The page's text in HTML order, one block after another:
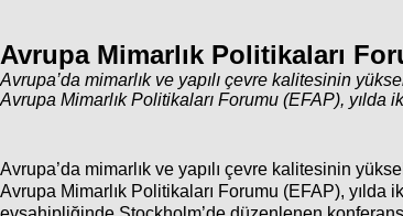
Avrupa Mimarlık Politikaları
Avrupa’da mimarlık ve yapılı çevre kalitesinin
Avrupa Mimarlık Politikaları Forumu (EFAP), yılda
Avrupa’da mimarlık ve yapılı çevre kalitesinin
Avrupa Mimarlık Politikaları Forumu (EFAP), yılda